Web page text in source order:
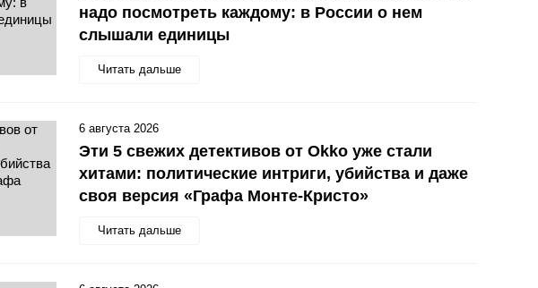
надо посмотреть каждому: в России о нем
слышали единицы
Читать дальше
Эти 5 свежих детективов от Okko уже стали
хитами: политические интриги, убийства и даже
своя версия «Графа Монте-Кристо»
Читать дальше
6 августа 2026